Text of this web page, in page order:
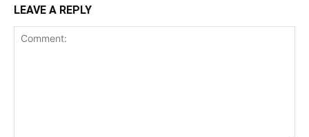
LEAVE A REPLY